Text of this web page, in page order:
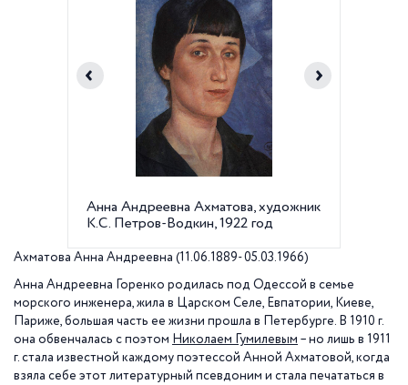
Анна Андреевна Ахматова, художник
К.С. Петров-Водкин, 1922 год
Ахматова Анна Андреевна (11.06.1889- 05.03.1966)
Анна Андреевна Горенко родилась под Одессой в семье
морского инженера, жила в Царском Селе, Евпатории, Киеве,
Париже, большая часть ее жизни прошла в Петербурге. В 1910 г.
она обвенчалась с поэтом Николаем Гумилевым – но лишь в 1911
г. стала известной каждому поэтессой Анной Ахматовой, когда
взяла себе этот литературный псевдоним и стала печататься в